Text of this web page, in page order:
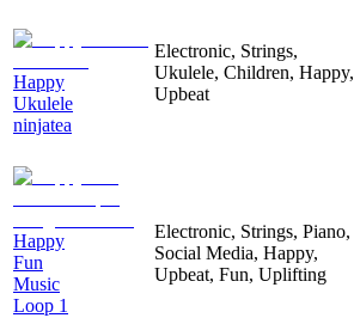
Happy
Ukulele
ninjatea
Electronic, Strings,
Ukulele, Children, Happy,
Upbeat
Happy
Fun
Music
Loop 1
Electronic, Strings, Piano,
Social Media, Happy,
Upbeat, Fun, Uplifting